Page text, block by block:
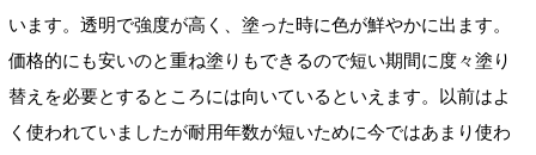
います。透明で強度が高く、塗った時に色が鮮やかに出ます。
価格的にも安いのと重ね塗りもできるので短い期間に度々塗り
替えを必要とするところには向いているといえます。以前はよ
く使われていましたが耐用年数が短いために今ではあまり使わ